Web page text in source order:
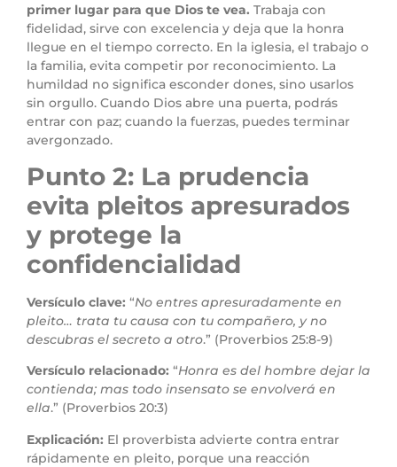
primer lugar para que Dios te vea. Trabaja con
fidelidad, sirve con excelencia y deja que la honra
llegue en el tiempo correcto. En la iglesia, el trabajo o
la familia, evita competir por reconocimiento. La
humildad no significa esconder dones, sino usarlos
sin orgullo. Cuando Dios abre una puerta, podrás
entrar con paz; cuando la fuerzas, puedes terminar
avergonzado.
Punto 2: La prudencia
evita pleitos apresurados
y protege la
confidencialidad
Versículo clave: “No entres apresuradamente en
pleito… trata tu causa con tu compañero, y no
descubras el secreto a otro.” (Proverbios 25:8-9)
Versículo relacionado: “Honra es del hombre dejar la
contienda; mas todo insensato se envolverá en
ella.” (Proverbios 20:3)
Explicación: El proverbista advierte contra entrar
rápidamente en pleito, porque una reacción